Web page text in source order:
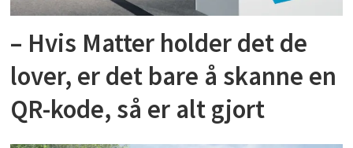
– Hvis Matter holder det de
lover, er det bare å skanne en
QR-kode, så er alt gjort